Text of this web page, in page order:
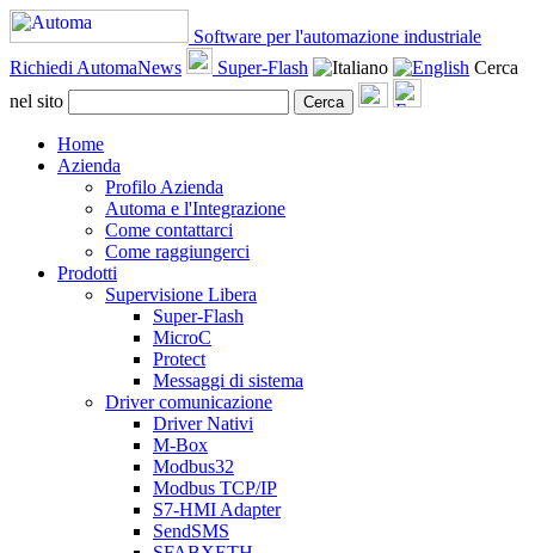
Software per l'automazione industriale
Richiedi AutomaNews
Super-Flash
Cerca
nel sito
Cerca
Home
Azienda
Profilo Azienda
Automa e l'Integrazione
Come contattarci
Come raggiungerci
Prodotti
Supervisione Libera
Super-Flash
MicroC
Protect
Messaggi di sistema
Driver comunicazione
Driver Nativi
M-Box
Modbus32
Modbus TCP/IP
S7-HMI Adapter
SendSMS